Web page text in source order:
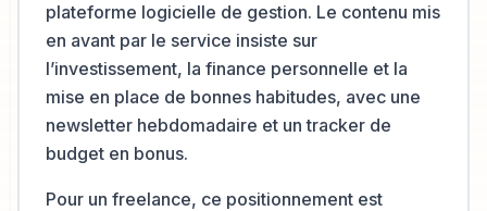
plateforme logicielle de gestion. Le contenu mis
en avant par le service insiste sur
l’investissement, la finance personnelle et la
mise en place de bonnes habitudes, avec une
newsletter hebdomadaire et un tracker de
budget en bonus.
Pour un freelance, ce positionnement est